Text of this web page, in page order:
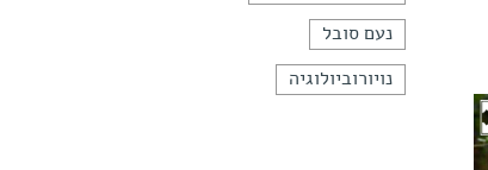
נעם סובל
נויורוביולוגיה